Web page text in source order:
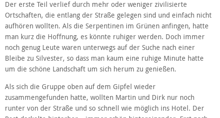
Der erste Teil verlief durch mehr oder weniger zivilisierte
Ortschaften, die entlang der Straße gelegen sind und einfach nicht
aufhören wollten. Als die Serpentinen im Grünen anfingen, hatte
man kurz die Hoffnung, es könnte ruhiger werden. Doch immer
noch genug Leute waren unterwegs auf der Suche nach einer
Bleibe zu Silvester, so dass man kaum eine ruhige Minute hatte
um die schöne Landschaft um sich herum zu genießen.
Als sich die Gruppe oben auf dem Gipfel wieder
zusammengefunden hatte, wollten Martin und Dirk nur noch
runter von der Straße und so schnell wie möglich ins Hotel. Der